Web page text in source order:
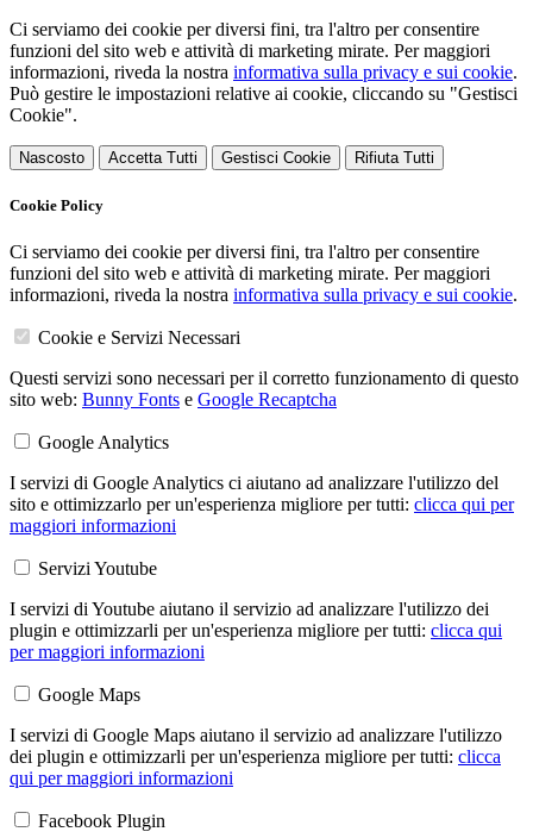
Ci serviamo dei cookie per diversi fini, tra l'altro per consentire
funzioni del sito web e attività di marketing mirate. Per maggiori
informazioni, riveda la nostra informativa sulla privacy e sui cookie.
Può gestire le impostazioni relative ai cookie, cliccando su "Gestisci
Cookie".
Nascosto Accetta Tutti Gestisci Cookie Rifiuta Tutti
Cookie Policy
Ci serviamo dei cookie per diversi fini, tra l'altro per consentire
funzioni del sito web e attività di marketing mirate. Per maggiori
informazioni, riveda la nostra informativa sulla privacy e sui cookie.
Cookie e Servizi Necessari
Questi servizi sono necessari per il corretto funzionamento di questo
sito web: Bunny Fonts e Google Recaptcha
Google Analytics
I servizi di Google Analytics ci aiutano ad analizzare l'utilizzo del
sito e ottimizzarlo per un'esperienza migliore per tutti: clicca qui per
maggiori informazioni
Servizi Youtube
I servizi di Youtube aiutano il servizio ad analizzare l'utilizzo dei
plugin e ottimizzarli per un'esperienza migliore per tutti: clicca qui
per maggiori informazioni
Google Maps
I servizi di Google Maps aiutano il servizio ad analizzare l'utilizzo
dei plugin e ottimizzarli per un'esperienza migliore per tutti: clicca
qui per maggiori informazioni
Facebook Plugin